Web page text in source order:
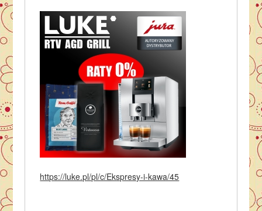
https://luke.pl/pl/c/Ekspresy-i-kawa/45